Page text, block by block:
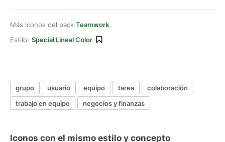
Más iconos del pack Teamwork
Estilo: Special Lineal Color
grupo usuario equipo tarea
colaboración
trabajo en equipo
negocios y finanzas
Iconos con el mismo estilo y concepto